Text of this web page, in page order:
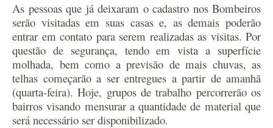
As pessoas que já deixaram o cadastro nos Bombeiros
serão visitadas em suas casas e, as demais poderão
entrar em contato para serem realizadas as visitas. Por
questão de segurança, tendo em vista a superfície
molhada, bem como a previsão de mais chuvas, as
telhas começarão a ser entregues a partir de amanhã
(quarta-feira).Hoje, grupos de trabalho percorrerão os
bairros visando mensurar a quantidade de material que
será necessário ser disponibilizado.